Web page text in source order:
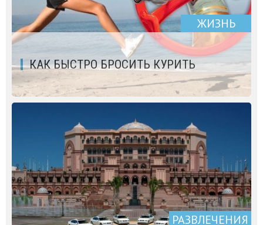
ЖИЗНЬ
КАК БЫСТРО БРОСИТЬ КУРИТЬ
РАЗВЛЕЧЕНИЯ